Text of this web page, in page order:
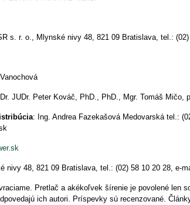
s. r. o., Mlynské nivy 48, 821 09 Bratislava, tel.:
JUDr. Peter Kováč, PhD., PhD., Mgr. Tomáš Mičo,
: Ing. Andrea Fazekašová Medovarská tel.:
nivy 48, 821 09 Bratislava, tel.: (02) 58 10 20 28, e-
Pretlač a akékoľvek šírenie je povolené len
ich autori. Príspevky sú recenzované.